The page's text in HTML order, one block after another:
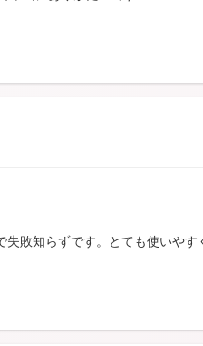
敗知らずです。とても使いやす